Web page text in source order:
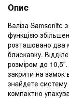
Опис
Валіза Samsonite
функцією
розташовано два
блискавку.
розміром до
закрити на замок
знайдете систему
компактно